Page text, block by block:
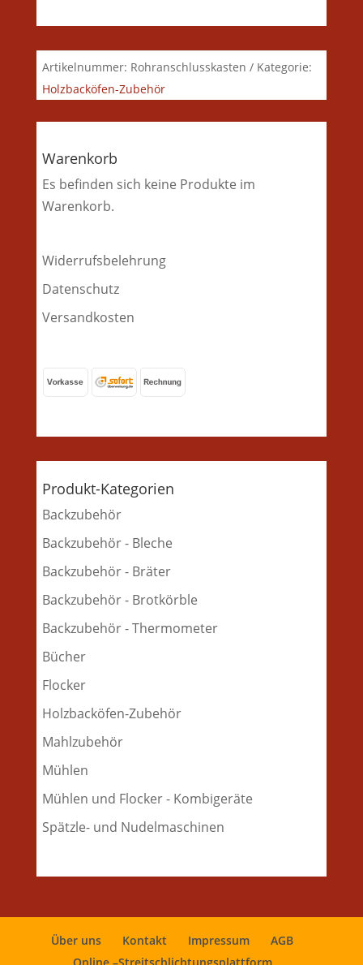
Artikelnummer: Rohranschlusskasten
Kategorie:
Holzbacköfen-Zubehör
Warenkorb
Es befinden sich keine Produkte im
Warenkorb.
Widerrufsbelehrung
Datenschutz
Versandkosten
Produkt-Kategorien
Backzubehör
Backzubehör - Bleche
Backzubehör - Bräter
Backzubehör - Brotkörble
Backzubehör - Thermometer
Bücher
Flocker
Holzbacköfen-Zubehör
Mahlzubehör
Mühlen
Mühlen und Flocker - Kombigeräte
Spätzle- und Nudelmaschinen
Über uns Kontakt Impressum
AGB